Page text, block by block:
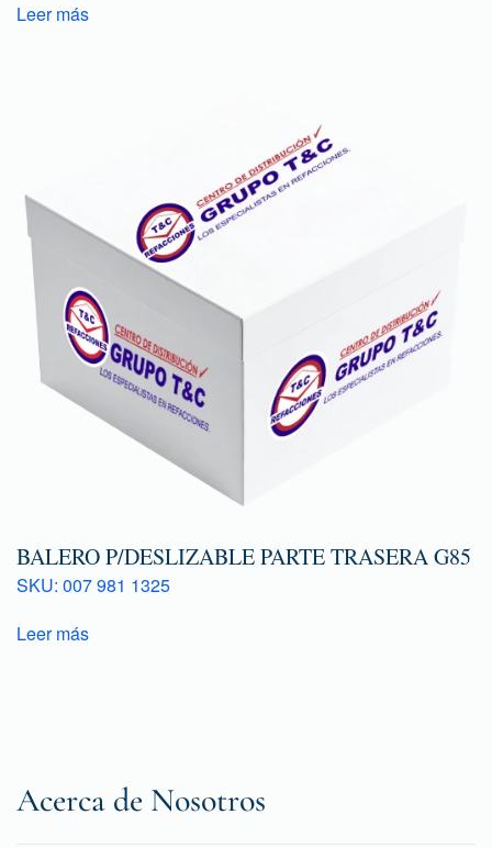
Leer más
BALERO P/DESLIZABLE PARTE TRASERA G85
SKU: 007 981 1325
Leer más
Acerca de Nosotros